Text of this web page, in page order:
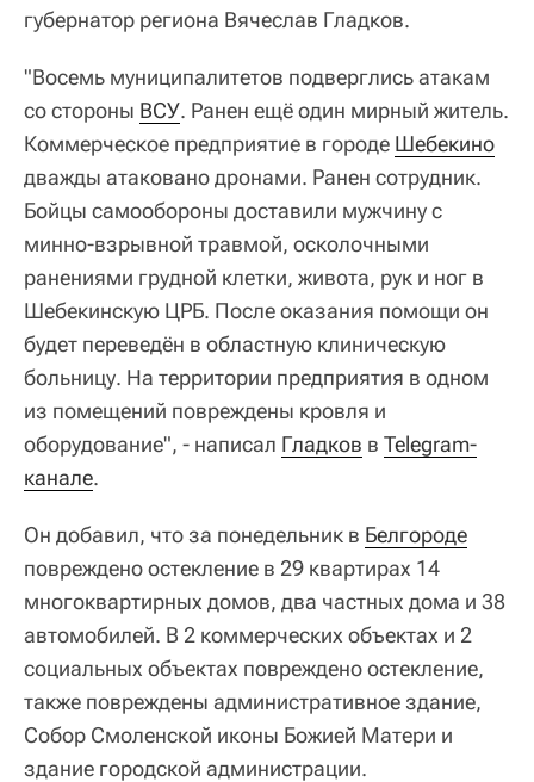
губернатор региона Вячеслав Гладков.
"Восемь муниципалитетов подверглись атакам
со стороны ВСУ. Ранен ещё один мирный житель.
Коммерческое предприятие в городе Шебекино
дважды атаковано дронами. Ранен сотрудник.
Бойцы самообороны доставили мужчину с
минно-взрывной травмой, осколочными
ранениями грудной клетки, живота, рук и ног в
Шебекинскую ЦРБ. После оказания помощи он
будет переведён в областную клиническую
больницу. На территории предприятия в одном
из помещений повреждены кровля и
оборудование", - написал Гладков в Telegram-
канале.
Он добавил, что за понедельник в Белгороде
повреждено остекление в 29 квартирах 14
многоквартирных домов, два частных дома и 38
автомобилей. В 2 коммерческих объектах и 2
социальных объектах повреждено остекление,
также повреждены административное здание,
Собор Смоленской иконы Божией Матери и
здание городской администрации.